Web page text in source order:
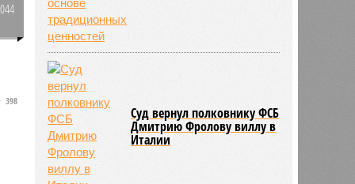
398
Суд вернул полковнику ФСБ
Дмитрию Фролову виллу в
Италии